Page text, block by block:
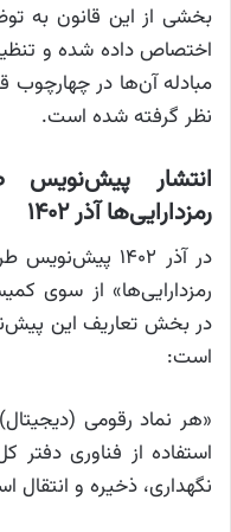
بخشی از این قانون به
اختصاص داده شده و
مبادله آن‌ها در چهارچوب
نظر گرفته شده است.
انتشار
رمزدارایی‌ها آذر ۱۴۰۲
در آذر ۱۴۰۲
رمزدارایی‌ها» از سوی
در بخش تعاریف این
است:
«هر نماد رقومی
استفاده از فناوری دفتر
نگهداری، ذخیره و انتقال